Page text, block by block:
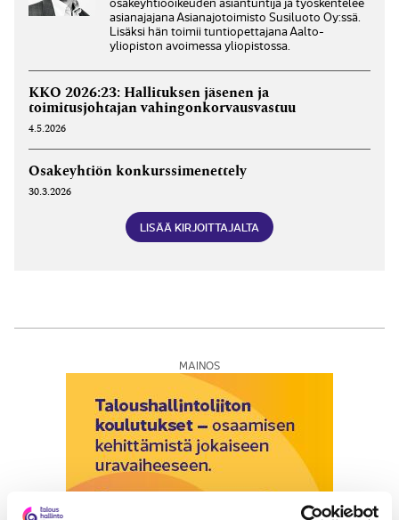
asianajajana Asianajotoimisto Susiluoto Oy:ssä.
Lisäksi hän toimii tuntiopettajana Aalto-
yliopiston avoimessa yliopistossa.
KKO 2026:23: Hallituksen jäsenen ja
toimitusjohtajan vahingonkorvausvastuu
4.5.2026
Osakeyhtiön konkurssimenettely
30.3.2026
LISÄÄ KIRJOITTAJALTA
MAINOS